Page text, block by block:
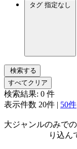
タグ 指定なし
検索する
すべてクリア
検索結果: 0 件
表示件数 20件 | 50件
大ジャンルのみで
り込ん